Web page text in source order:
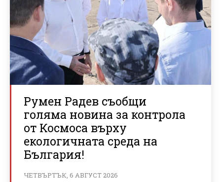
Румен Радев съобщи
голяма новина за контрола
от Космоса върху
екологичната среда на
България!
ЧЕТВЪРТЪК, 6 АВГУСТ 2026